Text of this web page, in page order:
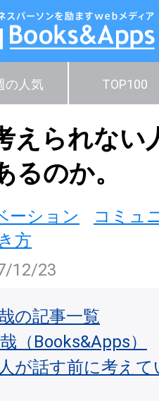
の人気 TOP100
えられない
るのか。
ーション
コミュ
方
12/23
の記事一覧
（Books&Apps）
が話す前に考え